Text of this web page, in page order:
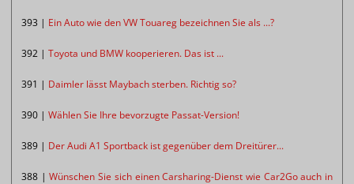
393 | Ein Auto wie den VW Touareg bezeichnen Sie als ...?
392 | Toyota und BMW kooperieren. Das ist ...
391 | Daimler lässt Maybach sterben. Richtig so?
390 | Wählen Sie Ihre bevorzugte Passat-Version!
389 | Der Audi A1 Sportback ist gegenüber dem Dreitürer...
388 |Wünschen Sie sich einen Carsharing-Dienst wie Car2Go auch in